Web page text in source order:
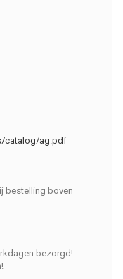
catalog/ag.pdf
bestelling boven
bezorgd!